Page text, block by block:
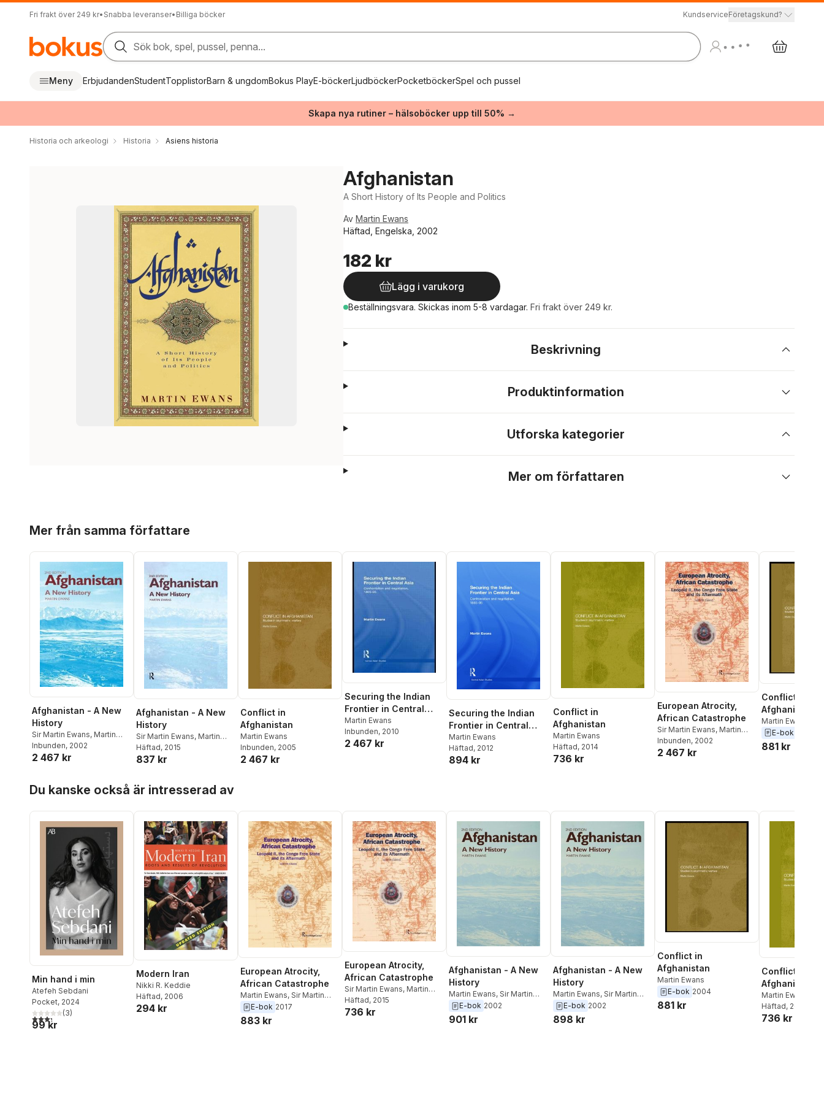
Fri frakt över 249 kr• Snabba leveranser• Billiga böcker KundserviceFöretagskund?
Sök bok, spel, pussel, penna...
Meny ErbjudandenStudentTopplistorBarn & ungdomBokus PlayE-böckerLjudböckerPocketböckerSpel och pussel
Skapa nya rutiner – hälsoböcker upp till 50% →
Historia och arkeologi Historia Asiens historia
Afghanistan
A Short History of Its People and Politics
Av Martin Ewans
Häftad, Engelska, 2002
182 kr
Lägg i varukorg
Beställningsvara. Skickas inom 5-8 vardagar. Fri frakt över 249 kr.
Beskrivning
Produktinformation
Utforska kategorier
Mer om författaren
Mer från samma författare
Afghanistan - A New
History
Sir Martin Ewans, Martin
Ewans,Patrick Weber
Robyn Carr
Inbunden, 2002
2 467 kr
Afghanistan - A New
History
Sir Martin Ewans, Martin
Ewans, Patrick Weber
Robyn Carr
Häftad, 2015
837 kr
Conflict in
Afghanistan
Martin Ewans
Inbunden, 2005
2 467 kr
Securing the Indian
Frontier in Central
Asia
Martin Ewans
Inbunden, 2010
2 467 kr
Securing the Indian
Frontier in Central
Asia
Martin Ewans
Häftad, 2012
894 kr
Conflict in
Afghanistan
Martin Ewans
Häftad, 2014
736 kr
European Atrocity,
African Catastrophe
Sir Martin Ewans, Martin
Ewans
Inbunden, 2002
2 467 kr
Conflict in
Afghanistan
Martin Ewans
E-bok
881 kr
Du kanske också är intresserad av
Min hand i min
Atefeh Sebdani
Pocket, 2024
3,3utav 5 stjärnor. Totalt antal röster:
(3)
99 kr
Modern Iran
Nikki R. Keddie
Häftad, 2006
294 kr
European Atrocity,
African Catastrophe
Martin Ewans, Sir Martin
Ewans
E-bok 2017
883 kr
European Atrocity,
African Catastrophe
Sir Martin Ewans, Martin
Ewans
Häftad, 2015
736 kr
Afghanistan - A New
History
Martin Ewans, Sir Martin
Ewans
E-bok 2002
901 kr
Afghanistan - A New
History
Martin Ewans, Sir Martin
Ewans
E-bok 2002
898 kr
Conflict in
Afghanistan
Martin Ewans
E-bok 2004
881 kr
Conflict in
Afghanistan
Martin Ewans
Häftad, 2014
736 kr